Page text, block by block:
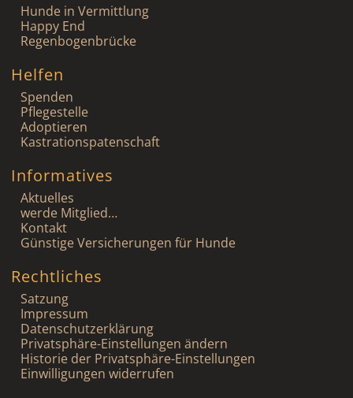
Hunde in Vermittlung
Happy End
Regenbogenbrücke
Helfen
Spenden
Pflegestelle
Adoptieren
Kastrationspatenschaft
Informatives
Aktuelles
werde Mitglied…
Kontakt
Günstige Versicherungen für Hunde
Rechtliches
Satzung
Impressum
Datenschutzerklärung
Privatsphäre-Einstellungen ändern
Historie der Privatsphäre-Einstellungen
Einwilligungen widerrufen